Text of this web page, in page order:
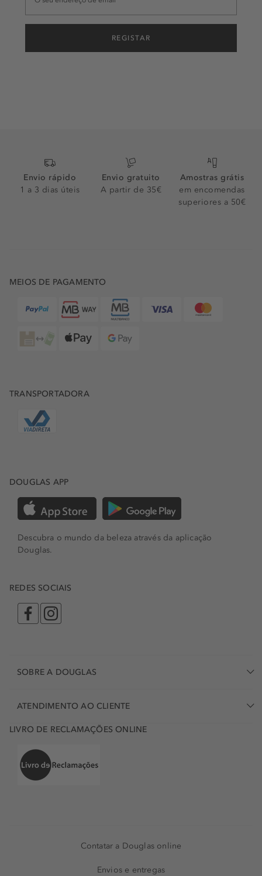
REGISTAR
Envio rápido
1 a 3 dias úteis
Envio gratuito
A partir de 35€
Amostras grátis
em encomendas
superiores a 50€
MEIOS DE PAGAMENTO
TRANSPORTADORA
DOUGLAS APP
Descubra o mundo da beleza através da aplicação
Douglas.
REDES SOCIAIS
SOBRE A DOUGLAS
ATENDIMENTO AO CLIENTE
LIVRO DE RECLAMAÇÕES ONLINE
Contatar a Douglas online
Envios e entregas